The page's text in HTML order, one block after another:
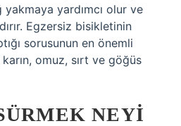
yardımcı olur ve
Egzersiz bisikletinin
sorusunun en önemli
omuz, sırt ve göğüs
NEYI